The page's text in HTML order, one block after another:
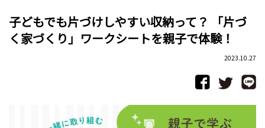
子どもでも片づけしやすい収納って？ 「片づ
く家づくり」ワークシートを親子で体験！
2023.10.27